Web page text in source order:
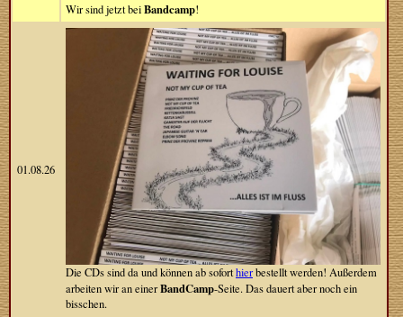
Wir sind jetzt beiBandcamp!
01.08.26
Die CDs sind da und können ab soforthierbestellt werden! Außerdem
arbeiten wir an einerBandCamp-Seite. Das dauert aber noch ein
bisschen.